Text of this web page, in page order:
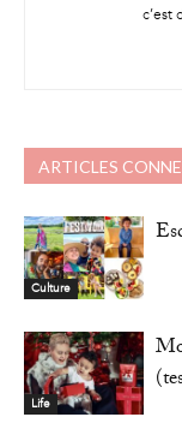
c’est
ARTICLES
Culture
Life